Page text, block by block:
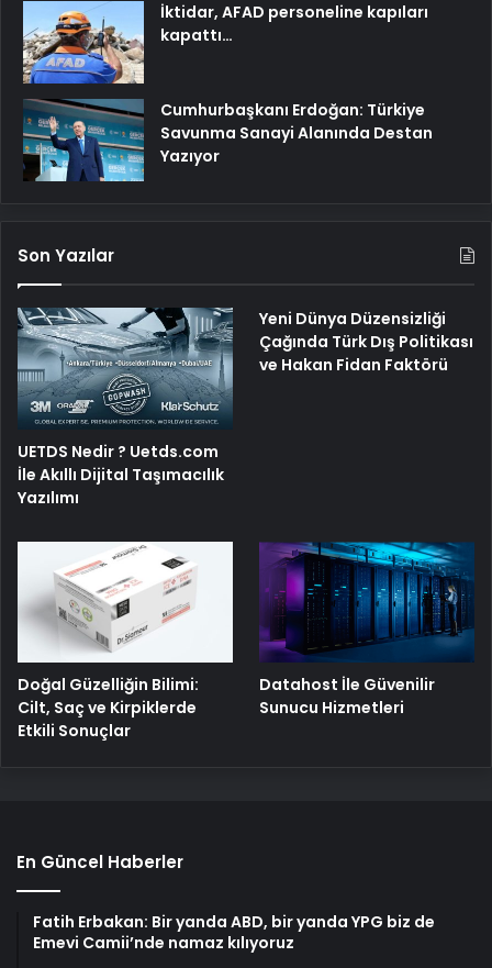
İktidar, AFAD personeline kapıları
kapattı…
Cumhurbaşkanı Erdoğan: Türkiye
Savunma Sanayi Alanında Destan
Yazıyor
Son Yazılar
UETDS Nedir ? Uetds.com
İle Akıllı Dijital Taşımacılık
Yazılımı
Yeni Dünya Düzensizliği
Çağında Türk Dış Politikası
ve Hakan Fidan Faktörü
Doğal Güzelliğin Bilimi:
Cilt, Saç ve Kirpiklerde
Etkili Sonuçlar
Datahost İle Güvenilir
Sunucu Hizmetleri
En Güncel Haberler
Fatih Erbakan: Bir yanda ABD, bir yanda YPG biz de
Emevi Camii’nde namaz kılıyoruz